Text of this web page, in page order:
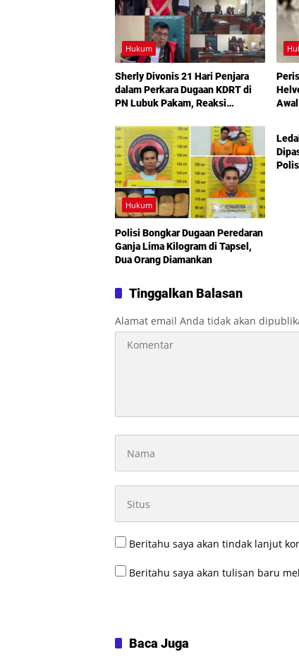
Hukum
Sherly Divonis 21 Hari Penjara
dalam Perkara Dugaan KDRT di
PN Lubuk Pakam, Reaksi
Jadi Sorotan
Hukum
Polisi Bongkar Dugaan Peredaran
Ganja Lima Kilogram di Tapsel,
Dua Orang Diamankan
Tinggalkan Balasan
Alamat email Anda tidak akan
Beritahu saya akan tindak lanjut
Beritahu saya akan tulisan baru
Baca Juga